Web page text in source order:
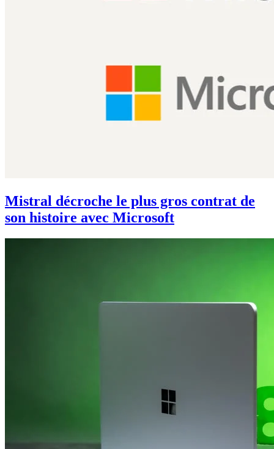
Mistral décroche le plus gros contrat de
son histoire avec Microsoft